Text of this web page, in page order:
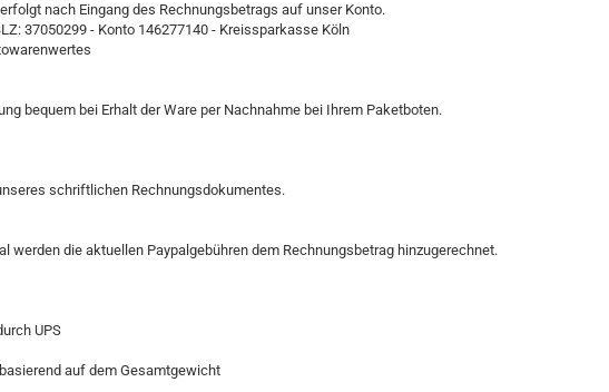
nach Eingang des Rechnungsbetrags auf unser Konto.
37050299 - Konto 146277140 - Kreissparkasse Köln
bequem bei Erhalt der Ware per Nachnahme bei Ihrem Paketboten.
schriftlichen Rechnungsdokumentes.
werden die aktuellen Paypalgebühren dem Rechnungsbetrag hinzugerechnet.
UPS
auf dem Gesamtgewicht